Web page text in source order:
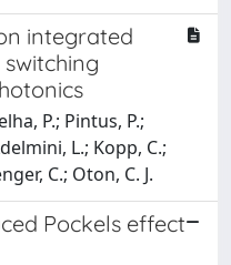
integrated
P.; Pintus, P.;
L.; Kopp, C.;
C.; Oton, C. J.
Pockels effect